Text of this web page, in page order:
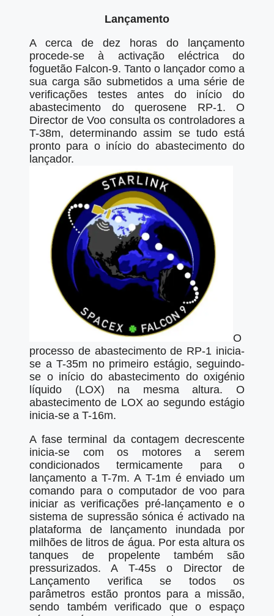
Lançamento
A cerca de dez horas do lançamento
procede-se à activação eléctrica do
foguetão Falcon-9. Tanto o lançador como a
sua carga são submetidos a uma série de
verificações testes antes do início do
abastecimento do querosene RP-1. O
Director de Voo consulta os controladores a
T-38m, determinando assim se tudo está
pronto para o início do abastecimento do
lançador.
O
processo de abastecimento de RP-1 inicia-
se a T-35m no primeiro estágio, seguindo-
se o início do abastecimento do oxigénio
líquido (LOX) na mesma altura. O
abastecimento de LOX ao segundo estágio
inicia-se a T-16m.
A fase terminal da contagem decrescente
inicia-se com os motores a serem
condicionados termicamente para o
lançamento a T-7m. A T-1m é enviado um
comando para o computador de voo para
iniciar as verificações pré-lançamento e o
sistema de supressão sónica é activado na
plataforma de lançamento inundada por
milhões de litros de água. Por esta altura os
tanques de propelente também são
pressurizados. A T-45s o Director de
Lançamento verifica se todos os
parâmetros estão prontos para a missão,
sendo também verificado que o espaço